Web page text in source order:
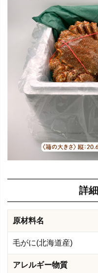
詳
原材料名
毛がに(北海道産)
アレルギー物質